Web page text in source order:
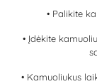
• Palikite
• Įdėkite
• Kamuoliukus